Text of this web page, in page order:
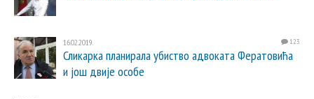
16.02.2019. 123
Сликарка планирала убиство адвоката Фератовића
и још двије особе